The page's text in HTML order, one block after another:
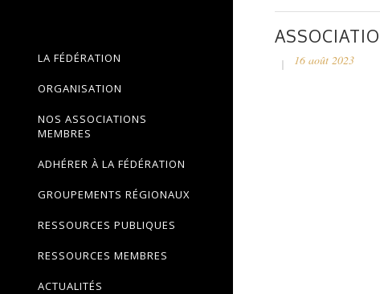
LA FÉDÉRATION
ORGANISATION
NOS ASSOCIATIONS
MEMBRES
ADHÉRER À LA FÉDÉRATION
GROUPEMENTS RÉGIONAUX
RESSOURCES PUBLIQUES
RESSOURCES MEMBRES
ACTUALITÉS
16 août 2023